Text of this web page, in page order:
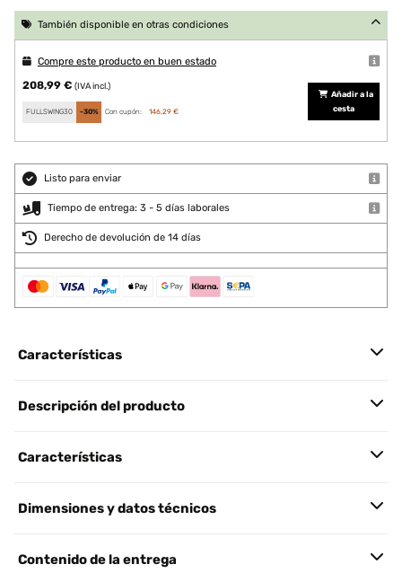
También disponible en otras condiciones
Compre este producto en buen estado
208,99 € (IVA incl.)
FULLSWING30 -30% Con cupón: 146,29 €
Añadir a la
cesta
Listo para enviar
Tiempo de entrega: 3 - 5 días laborales
Derecho de devolución de 14 días
Características
Descripción del producto
Características
Dimensiones y datos técnicos
Contenido de la entrega